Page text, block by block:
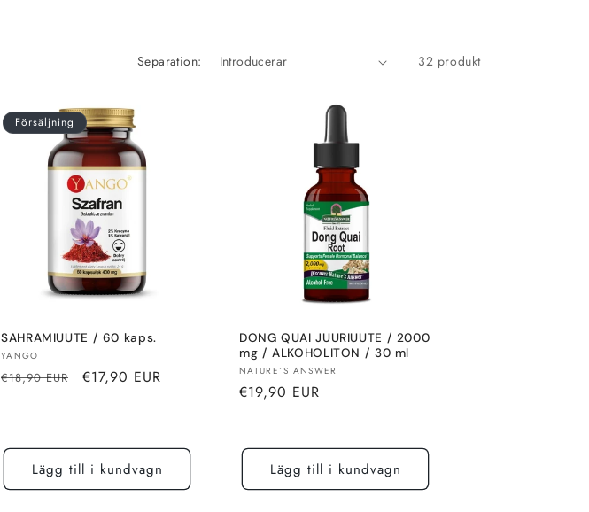
Separation: 32 produkt
Försäljning
SAHRAMIUUTE / 60 kaps.
Säljare:
YANGO
Normalt
€18,90 EUR
Rea-
€17,90 EUR
Lägg till i kundvagn
DONG QUAI JUURIUUTE / 2000
mg / ALKOHOLITON / 30 ml
Säljare:
NATURE´S ANSWER
Normalt
€19,90 EUR
Lägg till i kundvagn